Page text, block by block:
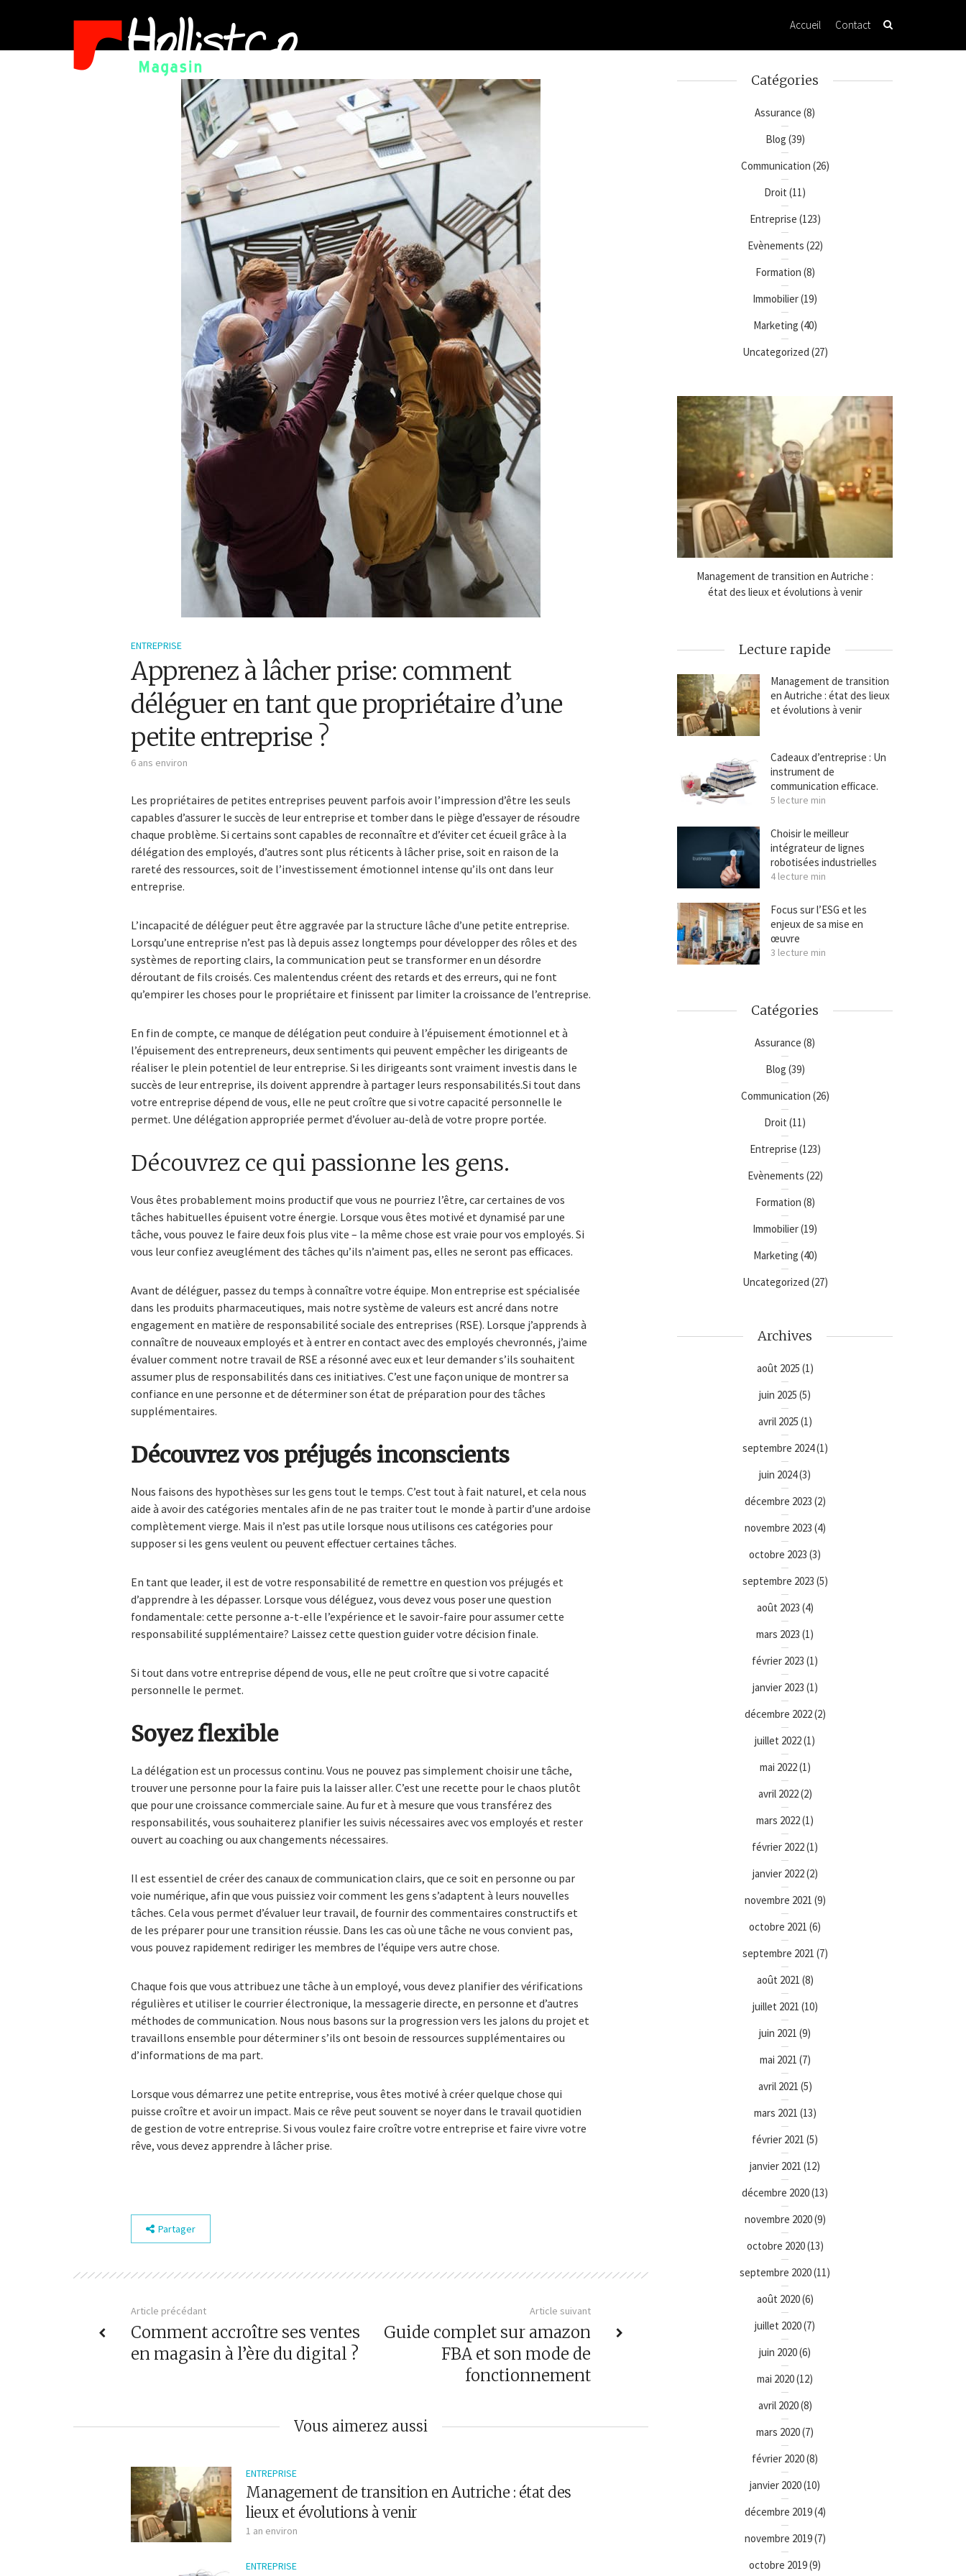
Accueil Contact
ENTREPRISE
Apprenez à lâcher prise: comment
déléguer en tant que propriétaire d’une
petite entreprise ?
6 ans environ
Les propriétaires de petites entreprises peuvent parfois avoir l’impression d’être les seuls
capables d’assurer le succès de leur entreprise et tomber dans le piège d’essayer de résoudre
chaque problème. Si certains sont capables de reconnaître et d’éviter cet écueil grâce à la
délégation des employés, d’autres sont plus réticents à lâcher prise, soit en raison de la
rareté des ressources, soit de l’investissement émotionnel intense qu’ils ont dans leur
entreprise.
L’incapacité de déléguer peut être aggravée par la structure lâche d’une petite entreprise.
Lorsqu’une entreprise n’est pas là depuis assez longtemps pour développer des rôles et des
systèmes de reporting clairs, la communication peut se transformer en un désordre
déroutant de fils croisés. Ces malentendus créent des retards et des erreurs, qui ne font
qu’empirer les choses pour le propriétaire et finissent par limiter la croissance de l’entreprise.
En fin de compte, ce manque de délégation peut conduire à l’épuisement émotionnel et à
l’épuisement des entrepreneurs, deux sentiments qui peuvent empêcher les dirigeants de
réaliser le plein potentiel de leur entreprise. Si les dirigeants sont vraiment investis dans le
succès de leur entreprise, ils doivent apprendre à partager leurs responsabilités.Si tout dans
votre entreprise dépend de vous, elle ne peut croître que si votre capacité personnelle le
permet. Une délégation appropriée permet d’évoluer au-delà de votre propre portée.
Découvrez ce qui passionne les gens.
Vous êtes probablement moins productif que vous ne pourriez l’être, car certaines de vos
tâches habituelles épuisent votre énergie. Lorsque vous êtes motivé et dynamisé par une
tâche, vous pouvez le faire deux fois plus vite – la même chose est vraie pour vos employés. Si
vous leur confiez aveuglément des tâches qu’ils n’aiment pas, elles ne seront pas efficaces.
Avant de déléguer, passez du temps à connaître votre équipe. Mon entreprise est spécialisée
dans les produits pharmaceutiques, mais notre système de valeurs est ancré dans notre
engagement en matière de responsabilité sociale des entreprises (RSE). Lorsque j’apprends à
connaître de nouveaux employés et à entrer en contact avec des employés chevronnés, j’aime
évaluer comment notre travail de RSE a résonné avec eux et leur demander s’ils souhaitent
assumer plus de responsabilités dans ces initiatives. C’est une façon unique de montrer sa
confiance en une personne et de déterminer son état de préparation pour des tâches
supplémentaires.
Découvrez vos préjugés inconscients
Nous faisons des hypothèses sur les gens tout le temps. C’est tout à fait naturel, et cela nous
aide à avoir des catégories mentales afin de ne pas traiter tout le monde à partir d’une ardoise
complètement vierge. Mais il n’est pas utile lorsque nous utilisons ces catégories pour
supposer si les gens veulent ou peuvent effectuer certaines tâches.
En tant que leader, il est de votre responsabilité de remettre en question vos préjugés et
d’apprendre à les dépasser. Lorsque vous déléguez, vous devez vous poser une question
fondamentale: cette personne a-t-elle l’expérience et le savoir-faire pour assumer cette
responsabilité supplémentaire? Laissez cette question guider votre décision finale.
Si tout dans votre entreprise dépend de vous, elle ne peut croître que si votre capacité
personnelle le permet.
Soyez flexible
La délégation est un processus continu. Vous ne pouvez pas simplement choisir une tâche,
trouver une personne pour la faire puis la laisser aller. C’est une recette pour le chaos plutôt
que pour une croissance commerciale saine. Au fur et à mesure que vous transférez des
responsabilités, vous souhaiterez planifier les suivis nécessaires avec vos employés et rester
ouvert au coaching ou aux changements nécessaires.
Il est essentiel de créer des canaux de communication clairs, que ce soit en personne ou par
voie numérique, afin que vous puissiez voir comment les gens s’adaptent à leurs nouvelles
tâches. Cela vous permet d’évaluer leur travail, de fournir des commentaires constructifs et
de les préparer pour une transition réussie. Dans les cas où une tâche ne vous convient pas,
vous pouvez rapidement rediriger les membres de l’équipe vers autre chose.
Chaque fois que vous attribuez une tâche à un employé, vous devez planifier des vérifications
régulières et utiliser le courrier électronique, la messagerie directe, en personne et d’autres
méthodes de communication. Nous nous basons sur la progression vers les jalons du projet et
travaillons ensemble pour déterminer s’ils ont besoin de ressources supplémentaires ou
d’informations de ma part.
Lorsque vous démarrez une petite entreprise, vous êtes motivé à créer quelque chose qui
puisse croître et avoir un impact. Mais ce rêve peut souvent se noyer dans le travail quotidien
de gestion de votre entreprise. Si vous voulez faire croître votre entreprise et faire vivre votre
rêve, vous devez apprendre à lâcher prise.
Partager
Article précédant
Comment accroître ses ventes
en magasin à l’ère du digital ?
Article suivant
Guide complet sur amazon
FBA et son mode de
fonctionnement
Vous aimerez aussi
ENTREPRISE
Management de transition en Autriche : état des
lieux et évolutions à venir
1 an environ
ENTREPRISE
Catégories
Assurance (8)
Blog (39)
Communication (26)
Droit (11)
Entreprise (123)
Evènements (22)
Formation (8)
Immobilier(19)
Marketing (40)
Uncategorized (27)
Cadeaux d’entreprise : Un instrument de
communication efficace.
Choisir le meilleur intégrateur de lignes
robotisées industrielles
Management de transition en Autriche :
état des lieux et évolutions à venir
Lecture rapide
Management de transition
en Autriche : état des lieux
et évolutions à venir
Cadeaux d’entreprise : Un
instrument de
communication efficace.
5 lecture min
Choisir le meilleur
intégrateur de lignes
robotisées industrielles
4 lecture min
Focus sur l’ESG et les
enjeux de sa mise en
œuvre
3 lecture min
Catégories
Assurance (8)
Blog (39)
Communication (26)
Droit (11)
Entreprise (123)
Evènements (22)
Formation (8)
Immobilier(19)
Marketing (40)
Uncategorized (27)
Archives
août 2025 (1)
juin 2025 (5)
avril 2025 (1)
septembre 2024(1)
juin 2024(3)
décembre 2023 (2)
novembre 2023 (4)
octobre 2023 (3)
septembre 2023 (5)
août 2023 (4)
mars 2023 (1)
février 2023 (1)
janvier 2023 (1)
décembre 2022(2)
juillet 2022(1)
mai 2022(1)
avril 2022(2)
mars 2022(1)
février 2022(1)
janvier 2022(2)
novembre 2021 (9)
octobre 2021 (6)
septembre 2021 (7)
août 2021 (8)
juillet 2021 (10)
juin 2021 (9)
mai 2021 (7)
avril 2021 (5)
mars 2021 (13)
février 2021 (5)
janvier 2021 (12)
décembre 2020(13)
novembre 2020(9)
octobre 2020(13)
septembre 2020(11)
août 2020(6)
juillet 2020(7)
juin 2020(6)
mai 2020(12)
avril 2020(8)
mars 2020(7)
février 2020(8)
janvier 2020(10)
décembre 2019(4)
novembre 2019(7)
octobre 2019(9)